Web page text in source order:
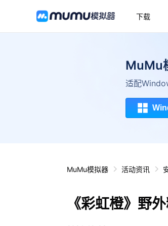
下载
MuMu
适配
MuMu模拟器 活动资讯
《彩虹橙》野